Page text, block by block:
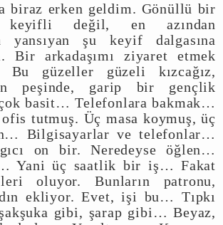
biraz erken geldim. Gönüllü bir
değil, en azından
yansıyan şu keyif dalgasına
Bir arkadaşımı ziyaret etmek
Bu güzeller güzeli kızcağız,
peşinde, garip bir gençlik
basit… Telefonlara bakmak…
tutmuş. Üç masa koymuş, üç
Bilgisayarlar ve telefonlar…
on bir. Neredeyse öğlen…
Yani üç saatlik bir iş… Fakat
oluyor. Bunların patronu,
ekliyor. Evet, işi bu… Tıpkı
gibi, şarap gibi… Beyaz,